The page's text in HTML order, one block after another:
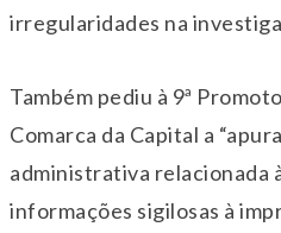
irregularidades na
Também pediu à 9ª
Comarca da Capital a
administrativa relacionada
informações sigilosas à